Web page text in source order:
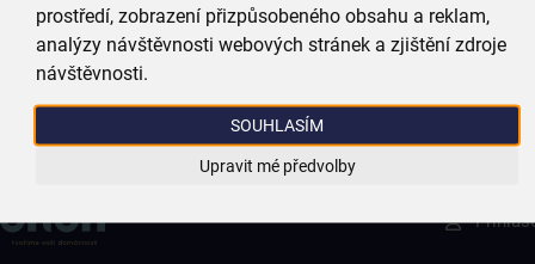
prostředí, zobrazení přizpůsobeného obsahu a reklam,
analýzy návštěvnosti webových stránek a zjištění zdroje
návštěvnosti.
SOUHLASÍM
Upravit mé předvolby
Vždy si u nás vyberete
4 000 kvalitních produktů
Jsme vždy poblíž
nejširší síť domácích potřeb
ostatní